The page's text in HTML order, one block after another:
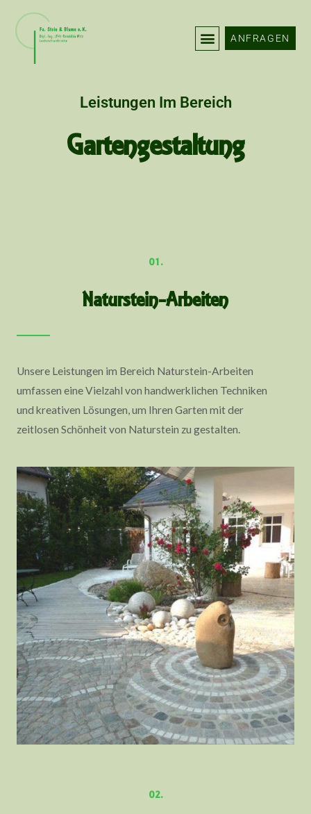
Zum
Inhalt
ANFRAGEN
Leistungen Im Bereich
Gartengestaltung
01.
Naturstein-Arbeiten
Unsere Leistungen im Bereich Naturstein-Arbeiten
umfassen eine Vielzahl von handwerklichen Techniken
und kreativen Lösungen, um Ihren Garten mit der
zeitlosen Schönheit von Naturstein zu gestalten.
02.